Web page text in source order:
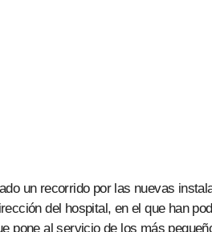
un recorrido por las nuevas
del hospital, en el que han
pone al servicio de los más